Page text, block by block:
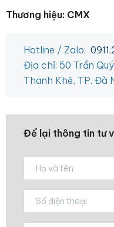
Thương hiệu: CMX
Hotline / Zalo:
Địa chỉ: 50 Trần
Thanh Khê, TP. Đà
Để lại thông tin tư